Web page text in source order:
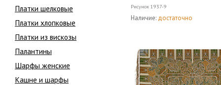
Платки шелковые
Платки хлопковые
Платки из вискозы
Палантины
Шарфы женские
Кашне и шарфы
Рисунок 1937-9
Наличие: достаточно